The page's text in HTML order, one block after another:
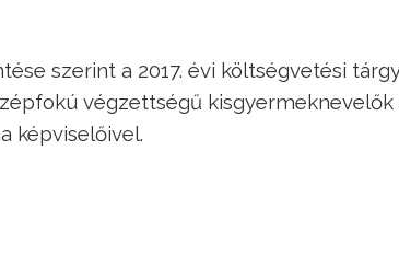
szerint a 2017. évi költségvetési
végzettségű
képviselőivel.